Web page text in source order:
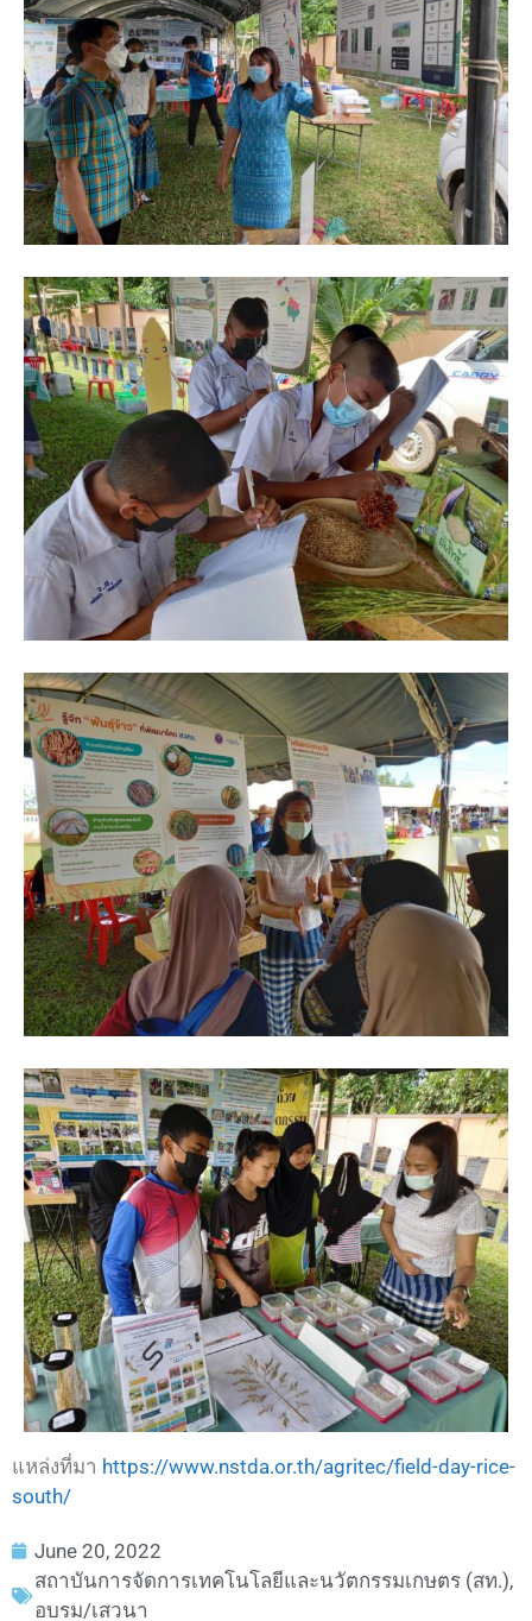
แหล่งที่มา https://www.nstda.or.th/agritec/field-day-rice-
south/
June 20, 2022
สถาบันการจัดการเทคโนโลยีและนวัตกรรมเกษตร (สท.),
อบรม/เสวนา